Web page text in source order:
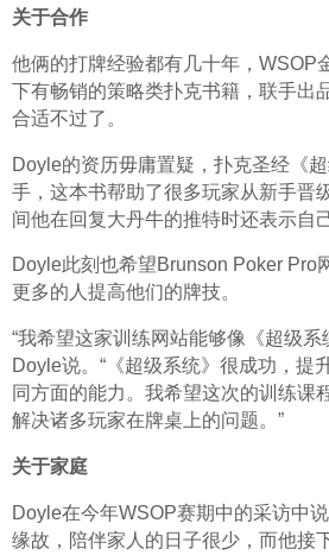
关于合作
他俩的打牌经验都有几十年，WSOP
下有畅销的策略类扑克书籍，联手出
合适不过了。
Doyle的资历毋庸置疑，扑克圣经《
手，这本书帮助了很多玩家从新手晋
间他在回复大丹牛的推特时还表示自
Doyle此刻也希望Brunson Poker Pro
更多的人提高他们的牌技。
“我希望这家训练网站能够像《超级系
Doyle说。“《超级系统》很成功，提
同方面的能力。我希望这次的训练课
解决诸多玩家在牌桌上的问题。”
关于家庭
Doyle在今年WSOP赛期中的采访中
缘故，陪伴家人的日子很少，而他接